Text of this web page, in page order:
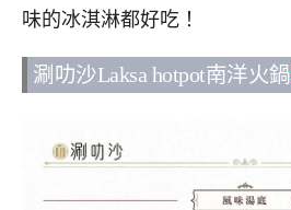
味的冰淇淋都好吃！
涮叻沙Laksa hotpot南洋火鍋